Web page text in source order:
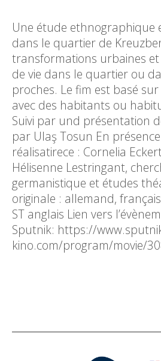
Une étude ethnographique
dans le quartier de
transformations urbaines
de vie dans le quartier ou
proches. Le fim est basé
avec des habitants ou
Suivi par und présentation
par Ulaş Tosun En
réalisatirece : Cornelia
Hélisenne Lestringant,
germanistique et études
originale : allemand,
ST anglais Lien vers
Sputnik: https://
kino.com/program/movie/